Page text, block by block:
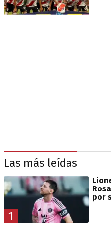
Las más leídas
1
por